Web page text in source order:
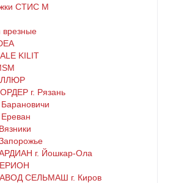
СТИС М
врезные
KILIT
г. Рязань
Барановичи
Ереван
г. Йошкар-Ола
СЕЛЬМАШ г. Киров